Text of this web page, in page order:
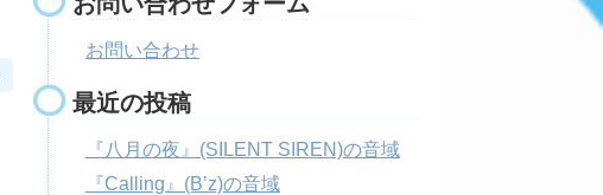
お問い合わせ
最近の投稿
『八月の夜』(SILENT SIREN)の音域
『Calling』(B’z)の音域